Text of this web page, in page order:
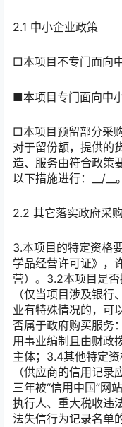
2.1 中小企业政策
□本项目不专门面向
■本项目专门面向中
□本项目预留部分采
对于留份额，提供的
造、服务由符合政策
以下措施进行：__/__。
2.2 其它落实政府采
3.本项目的特定资格
学品经营许可证》，
营）。3.2本项目是
（仅当项目涉及银
业有特殊情况的，可
否属于政府购买服
用事业编制且由财政
主体；3.4其他特定
（供应商的信用记
三年被“信用中国”网
执行人、重大税收违
法失信行为记录名单